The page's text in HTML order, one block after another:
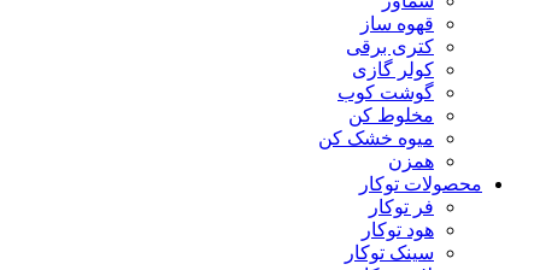
قهوه ساز
کتری برقی
کولر گازی
گوشت کوب
مخلوط کن
میوه خشک کن
همزن
محصولات توکار
فر توکار
هود توکار
سینک توکار